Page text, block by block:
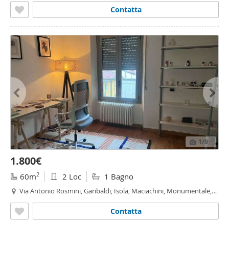
Contatta
1/9
1.800€
60m2 2 Loc 1 Bagno
Via Antonio Rosmini, Garibaldi, Isola, Maciachini, Monumentale,
Contatta